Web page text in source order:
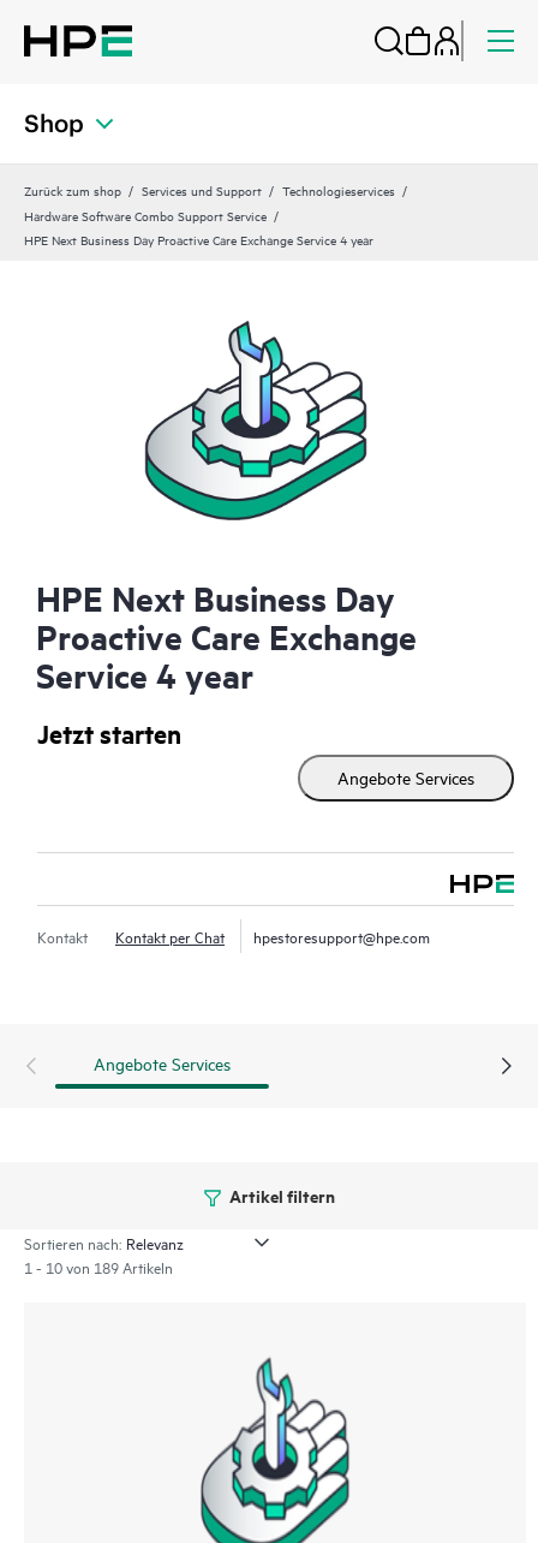
Shop
Zurück zum shop Services und Support
Technologieservices
Hardware Software Combo Support Service
HPE Next Business Day Proactive Care Exchange Service 4 year
HPE Next Business Day
Proactive Care Exchange
Service 4 year
Jetzt starten
Angebote Services
Kontakt Kontakt per Chat hpestoresupport@hpe.com
Angebote Services
Artikel filtern
Sortieren nach:
1 - 10 von 189 Artikeln